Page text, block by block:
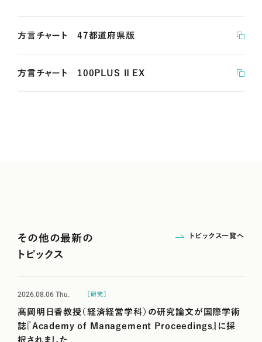
方言チャート 47都道府県版
方言チャート 100PLUS Ⅱ EX
その他の最新の
トピックス
トピックス一覧へ
2026.08.06Thu. ［研究］
髙岡明日香教授（経済経営学科）の研究論文が国際学術
誌『Academy of Management Proceedings』に採
択されました